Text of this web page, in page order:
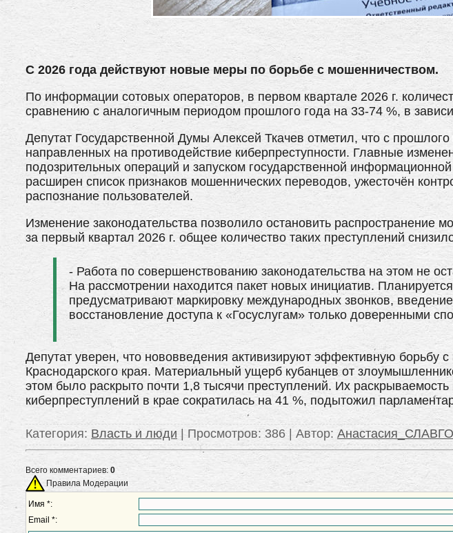
С 2026 года действуют новые меры по борьбе с мошенничеством.
По информации сотовых операторов, в первом квартале 2026 г.
сравнению с аналогичным периодом прошлого года на 33-74 %, в
Депутат Государственной Думы Алексей Ткачев отметил, что с
направленных на противодействие киберпреступности. Главные
подозрительных операций и запуском государственной
расширен список признаков мошеннических переводов, ужесточён
распознание пользователей.
Изменение законодательства позволило остановить
за первый квартал 2026 г. общее количество таких преступлений
- Работа по совершенствованию законодательства на этом не
На рассмотрении находится пакет новых инициатив.
предусматривают маркировку международных звонков,
восстановление доступа к «Госуслугам» только доверенными
Депутат уверен, что нововведения активизируют эффективную борьбу
Краснодарского края. Материальный ущерб кубанцев от
этом было раскрыто почти 1,8 тысячи преступлений. Их
киберпреступлений в крае сократилась на 41 %, подытожил
Категория: Власть и люди Просмотров: 386 | Автор:
Всего комментариев: 0
Правила Модерации
Имя *:
Email *: